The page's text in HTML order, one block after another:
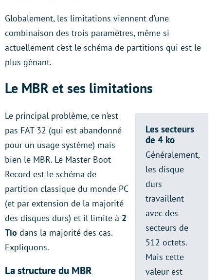
Globalement, les limitations viennent d’une
combinaison des trois paramètres, même si
actuellement c’est le schéma de partitions qui est le
plus gênant.
Le MBR et ses limitations
Les secteurs
de 4 ko
Généralement,
les disque
durs
travaillent
avec des
secteurs de
512 octets.
Mais cette
valeur est
Le principal problème, ce n’est
pas FAT 32 (qui est abandonné
pour un usage système) mais
bien le MBR. Le Master Boot
Record est le schéma de
partition classique du monde PC
(et par extension de la majorité
des disques durs) et il limite à 2
Tio dans la majorité des cas.
Expliquons.
La structure du MBR